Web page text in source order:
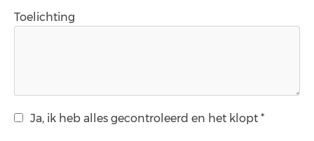
Toelichting
Ja, ik heb alles gecontroleerd en het klopt *